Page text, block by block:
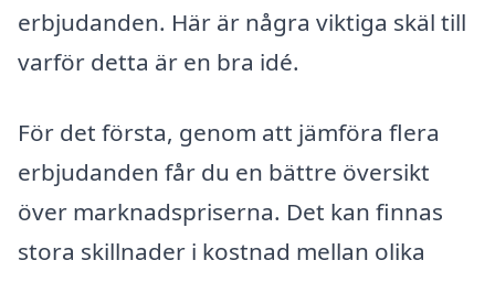
erbjudanden. Här är några viktiga skäl till
varför detta är en bra idé.
För det första, genom att jämföra flera
erbjudanden får du en bättre översikt
över marknadspriserna. Det kan finnas
stora skillnader i kostnad mellan olika